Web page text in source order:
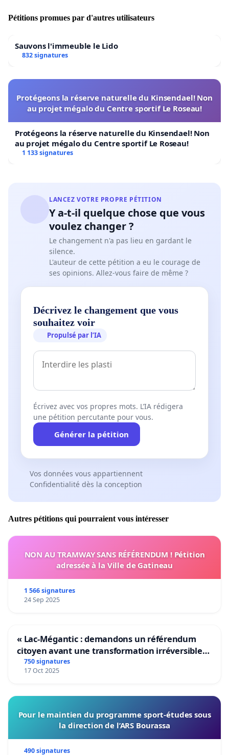
Pétitions promues par d'autres utilisateurs
Sauvons l'immeuble le Lido
832 signatures
Protégeons la réserve naturelle du Kinsendael! Non
au projet mégalo du Centre sportif Le Roseau!
Protégeons la réserve naturelle du Kinsendael! Non
au projet mégalo du Centre sportif Le Roseau!
1 133 signatures
LANCEZ VOTRE PROPRE PÉTITION
Y a-t-il quelque chose que vous
voulez changer ?
Le changement n'a pas lieu en gardant le
silence.
L'auteur de cette pétition a eu le courage de
ses opinions. Allez-vous faire de même ?
Décrivez le changement que vous
souhaitez voir
Propulsé par l’IA
Écrivez avec vos propres mots. L’IA rédigera
une pétition percutante pour vous.
Générer la pétition
Vos données vous appartiennent
Confidentialité dès la conception
Autres pétitions qui pourraient vous intéresser
NON AU TRAMWAY SANS RÉFÉRENDUM ! Pétition
adressée à la Ville de Gatineau
1 566 signatures
24 Sep 2025
« Lac-Mégantic : demandons un référendum
citoyen avant une transformation irréversible
de notre territoire »
750 signatures
17 Oct 2025
Pour le maintien du programme sport-études sous
la direction de l’ARS Bourassa
490 signatures